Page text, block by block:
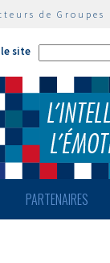
de Groupes
le site
PARTENAIRES